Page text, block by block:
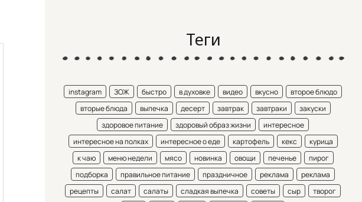
Теги
instagram ЗОЖ быстро в духовке видео вкусно
второе блюдо
вторые блюда
выпечка десерт завтрак завтраки
закуски
здоровое питание
здоровый образ жизни
интересное
интересное на полках
интересное о еде картофель кекс
курица
к чаю
меню недели мясо новинка овощи печенье
пирог
подборка
правильное питание праздничное реклама
реклама
рецепты
салат салаты сладкая выпечка советы сыр
творог